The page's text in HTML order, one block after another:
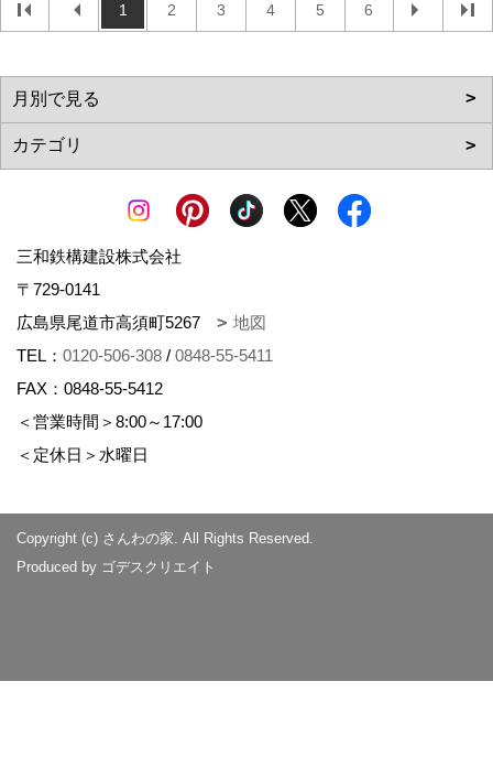
1 2 3 4 5 6
三和鉄構建設株式会社
〒729-0141
広島県尾道市高須町5267
地図
TEL： 0120-506-308 / 0848-55-5411
FAX：0848-55-5412
＜営業時間＞8:00～17:00
＜定休日＞水曜日
Copyright (c) さんわの家. All Rights Reserved.
Produced by ゴデスクリエイト